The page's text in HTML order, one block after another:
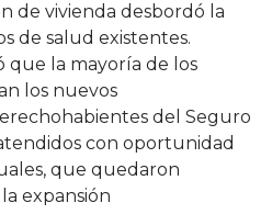
de vivienda desbordó la
de salud existentes.
que la mayoría de los
los nuevos
del Seguro
con oportunidad
que quedaron
expansión